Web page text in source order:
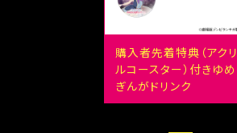
購入者先着特典（アクリ
ルコースター）付きゆめ
ぎんがドリンク